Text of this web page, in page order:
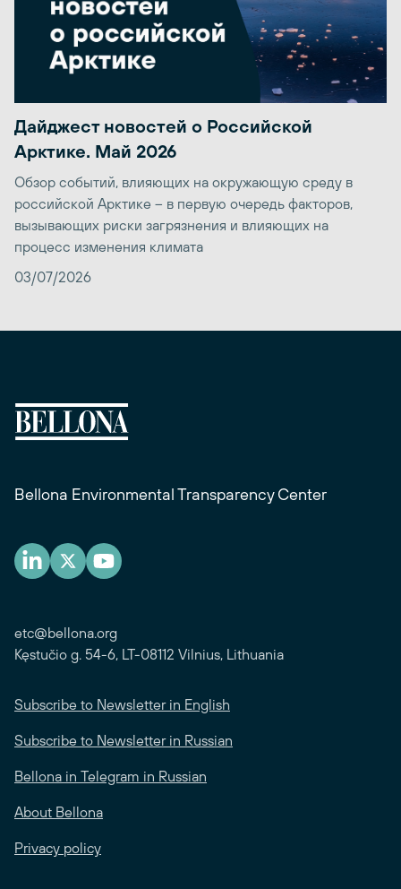
Дайджест новостей о Российской
Арктике. Май 2026
Обзор событий, влияющих на окружающую среду в
российской Арктике – в первую очередь факторов,
вызывающих риски загрязнения и влияющих на
процесс изменения климата
03/07/2026
Bellona Environmental Transparency Center
etc@bellona.org
Kęstučio g. 54-6, LT-08112 Vilnius, Lithuania
Subscribe to Newsletter in English
Subscribe to Newsletter in Russian
Bellona in Telegram in Russian
About Bellona
Privacy policy